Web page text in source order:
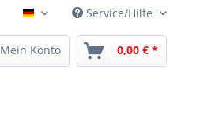
Deutsch Service/Hilfe
Mein Konto 0,00 € *